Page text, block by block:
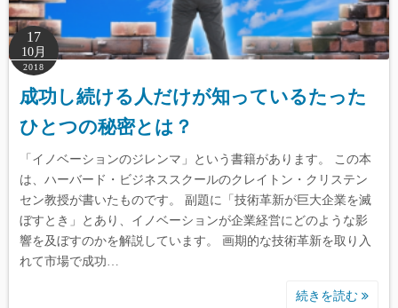
17
10月
2018
成功し続ける人だけが知っているたった
ひとつの秘密とは？
「イノベーションのジレンマ」という書籍があります。 この本
は、ハーバード・ビジネススクールのクレイトン・クリステン
セン教授が書いたものです。 副題に「技術革新が巨大企業を滅
ぼすとき」とあり、イノベーションが企業経営にどのような影
響を及ぼすのかを解説しています。 画期的な技術革新を取り入
れて市場で成功…
続きを読む